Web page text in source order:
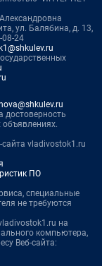
ул. Балябина, д. 13,
08-24
достоверность
vladivostok1.ru
ПО
специальные
не требуются
на
компьютера,
Веб-сайта: